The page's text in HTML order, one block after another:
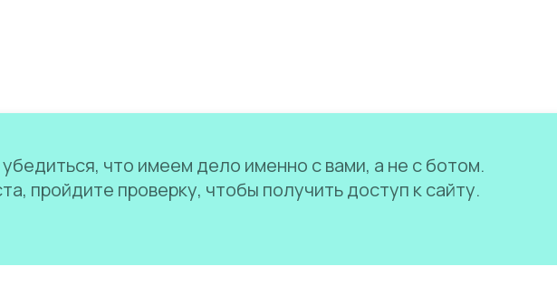
что имеем дело именно с вами, а не с ботом.
пройдите проверку, чтобы получить доступ к сайту.